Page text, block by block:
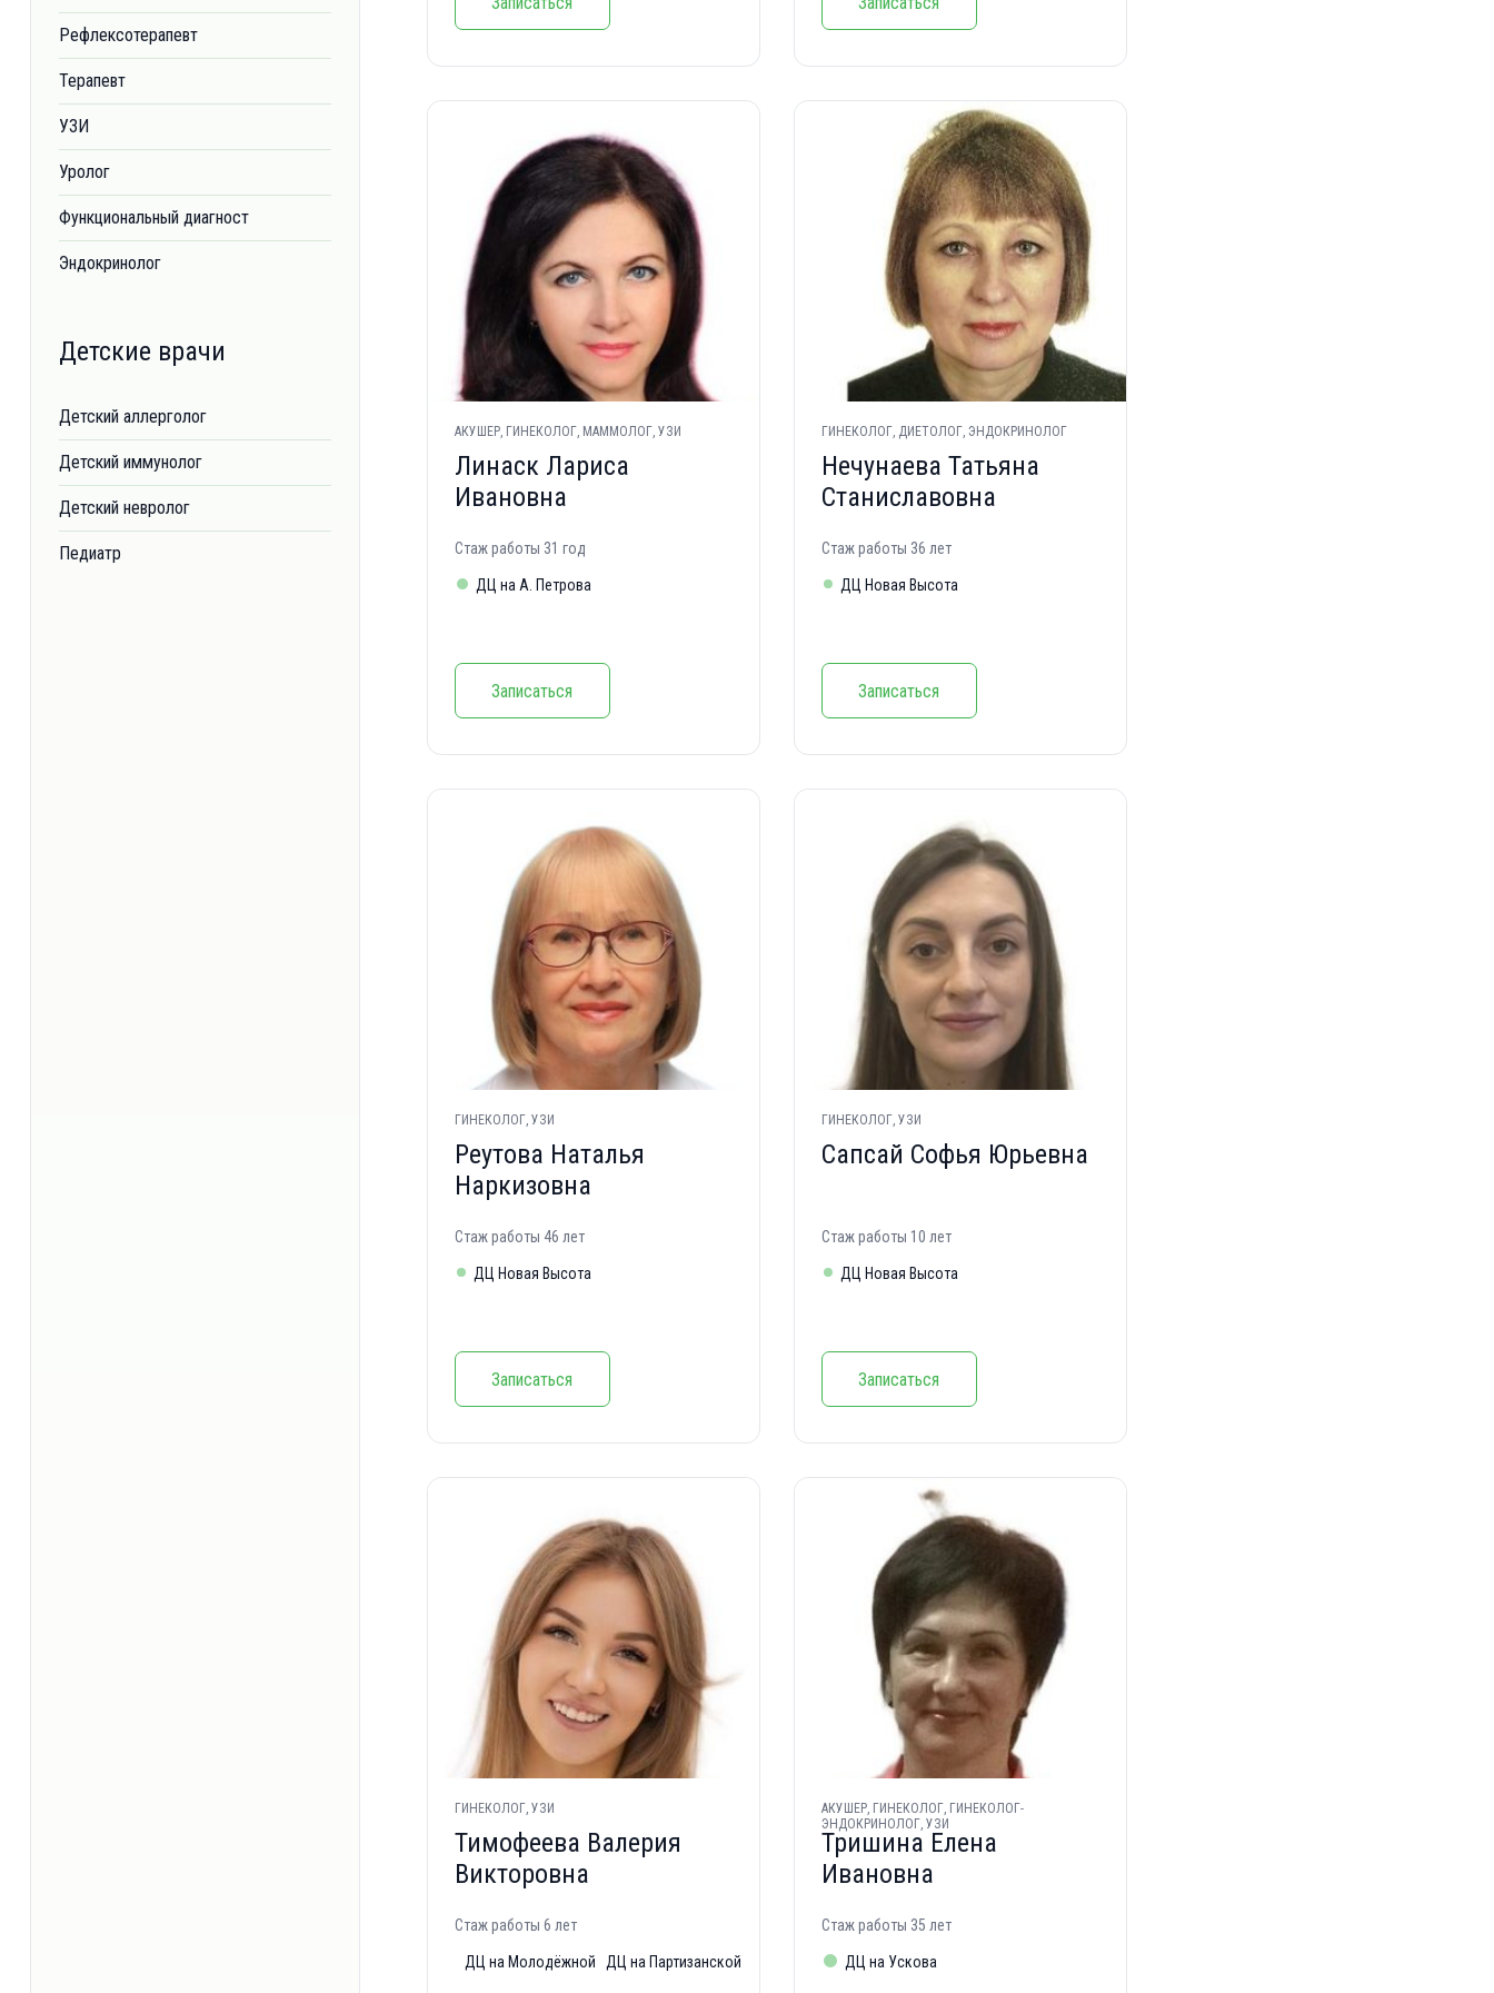
Рефлексотерапевт
Терапевт
УЗИ
Уролог
Функциональный диагност
Эндокринолог
Детские врачи
Детский аллерголог
Детский иммунолог
Детский невролог
Педиатр
АКУШЕР, ГИНЕКОЛОГ, МАММОЛОГ, УЗИ
Линаск Лариса
Ивановна
Стаж работы 31 год
ДЦ на А. Петрова
Записаться
ГИНЕКОЛОГ, ДИЕТОЛОГ, ЭНДОКРИНОЛОГ
Нечунаева Татьяна
Станиславовна
Стаж работы 36 лет
ДЦ Новая Высота
Записаться
ГИНЕКОЛОГ, УЗИ
Реутова Наталья
Наркизовна
Стаж работы 46 лет
ДЦ Новая Высота
Записаться
ГИНЕКОЛОГ, УЗИ
Сапсай Софья Юрьевна
Стаж работы 10 лет
ДЦ Новая Высота
Записаться
ГИНЕКОЛОГ, УЗИ
Тимофеева Валерия
Викторовна
Стаж работы 6 лет
ДЦ на Молодёжной ДЦ на Партизанской
АКУШЕР, ГИНЕКОЛОГ, ГИНЕКОЛОГ-
ЭНДОКРИНОЛОГ, УЗИ
Тришина Елена
Ивановна
Стаж работы 35 лет
ДЦ на Ускова